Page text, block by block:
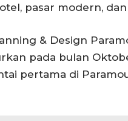
pasar modern, dan
& Design
pada bulan
pertama di